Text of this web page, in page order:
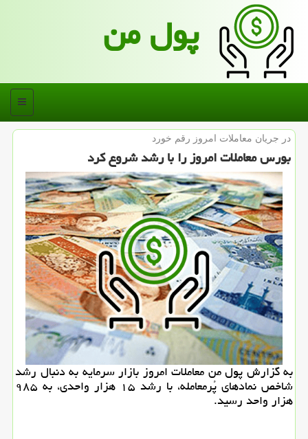
پول من
منو
در جریان معاملات امروز رقم خورد
بورس معاملات امروز را با رشد شروع كرد
به گزارش پول من معاملات امروز بازار سرمایه به دنبال رشد
شاخص نمادهای پُرمعامله، با رشد ۱۵ هزار واحدی، به ۹۸۵
هزار واحد رسید.